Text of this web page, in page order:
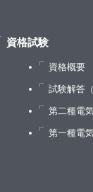
系統の電圧変
－SVCとは何
低下対策－
運転時の安全
質の確保－
資格試験
資格概要
試験解答
第二種電
第一種電